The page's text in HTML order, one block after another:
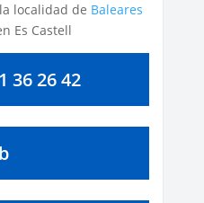
localidad de Baleares
36 26 42